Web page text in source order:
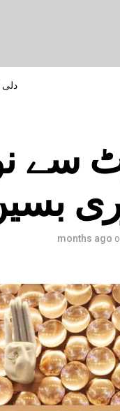
سے